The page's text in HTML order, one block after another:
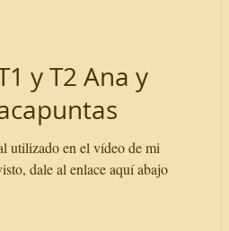
y T2 Ana y
utilizado en el vídeo de mi
dale al enlace aquí abajo